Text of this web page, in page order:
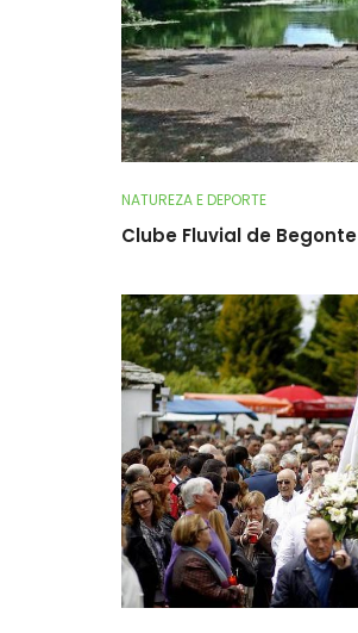
NATUREZA E DEPORTE
Clube Fluvial de Begonte